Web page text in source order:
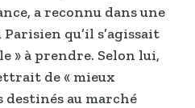
a reconnu dans une
qu’il s’agissait
» à prendre. Selon lui,
de « mieux
destinés au marché